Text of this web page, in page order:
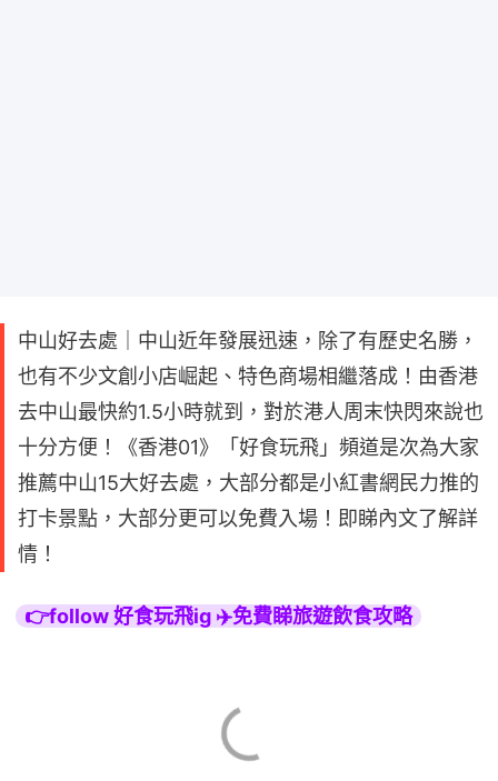
中山好去處｜中山近年發展迅速，除了有歷史名勝，
也有不少文創小店崛起、特色商場相繼落成！由香港
去中山最快約1.5小時就到，對於港人周末快閃來說也
十分方便！《香港01》「好食玩飛」頻道是次為大家
推薦中山15大好去處，大部分都是小紅書網民力推的
打卡景點，大部分更可以免費入場！即睇內文了解詳
情！
👉follow 好食玩飛ig ✈️免費睇旅遊飲食攻略